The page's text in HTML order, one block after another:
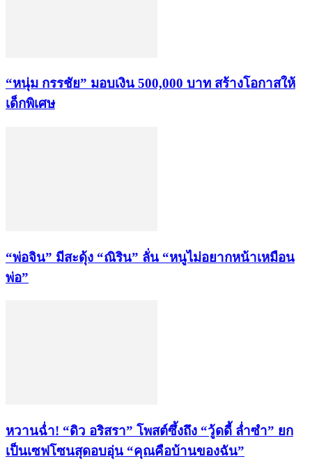
“หนุ่ม กรรชัย” มอบเงิน 500,000 บาท สร้างโอกาสให้
เด็กพิเศษ
“พ่อจิน” มีสะดุ้ง “ณิริน” ลั่น “หนูไม่อยากหน้าเหมือน
พ่อ”
หวานฉ่ำ! “ดิว อริสรา” โพสต์ซึ้งถึง “วู้ดดี้ ล่ำซำ” ยก
เป็นเซฟโซนสุดอบอุ่น “คุณคือบ้านของฉัน”